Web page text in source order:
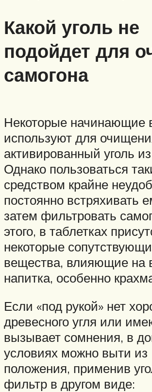
Какой уголь не
подойдет для
самогона
Некоторые начинающие
используют для
активированный уголь
Однако пользоваться
средством крайне
постоянно встряхивать
затем фильтровать
этого, в таблетках
некоторые
вещества, влияющие на
напитка, особенно
Если «под рукой» нет
древесного угля или
вызывает сомнения, в
условиях можно выти из
положения, применив
фильтр в другом виде: